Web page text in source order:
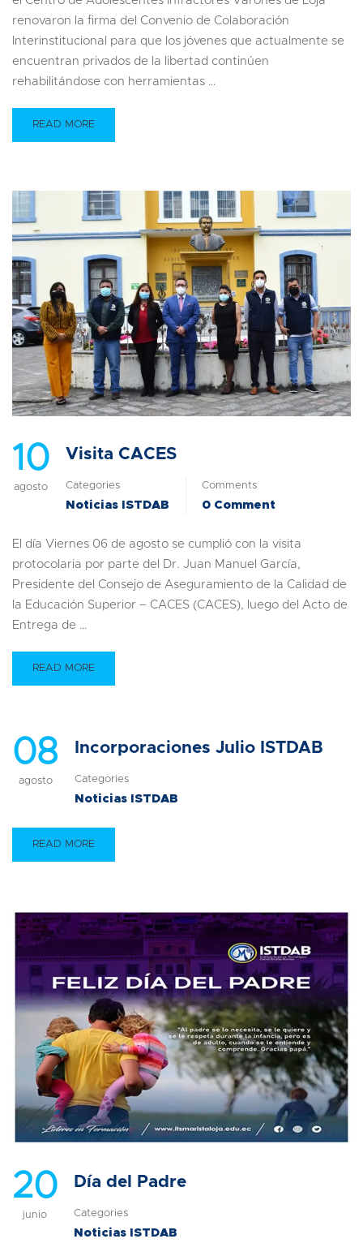
renovaron la firma del Convenio de Colaboración
Interinstitucional para que los jóvenes que actualmente se
encuentran privados de la libertad continúen
rehabilitándose con herramientas …
READ MORE
10
agosto
Visita CACES
Categories
Noticias ISTDAB
Comments
0 Comment
El día Viernes 06 de agosto se cumplió con la visita
protocolaria por parte del Dr. Juan Manuel García,
Presidente del Consejo de Aseguramiento de la Calidad de
la Educación Superior – CACES (CACES), luego del Acto de
Entrega de …
READ MORE
08
agosto
Incorporaciones Julio ISTDAB
Categories
Noticias ISTDAB
READ MORE
20
junio
Día del Padre
Categories
Noticias ISTDAB